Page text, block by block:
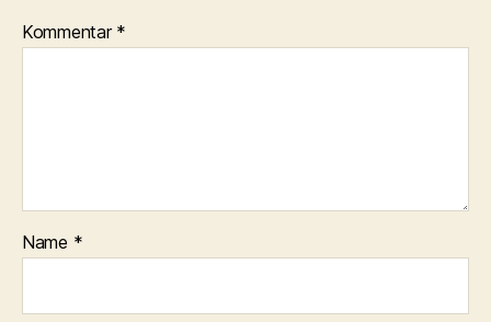
Kommentar *
Name *